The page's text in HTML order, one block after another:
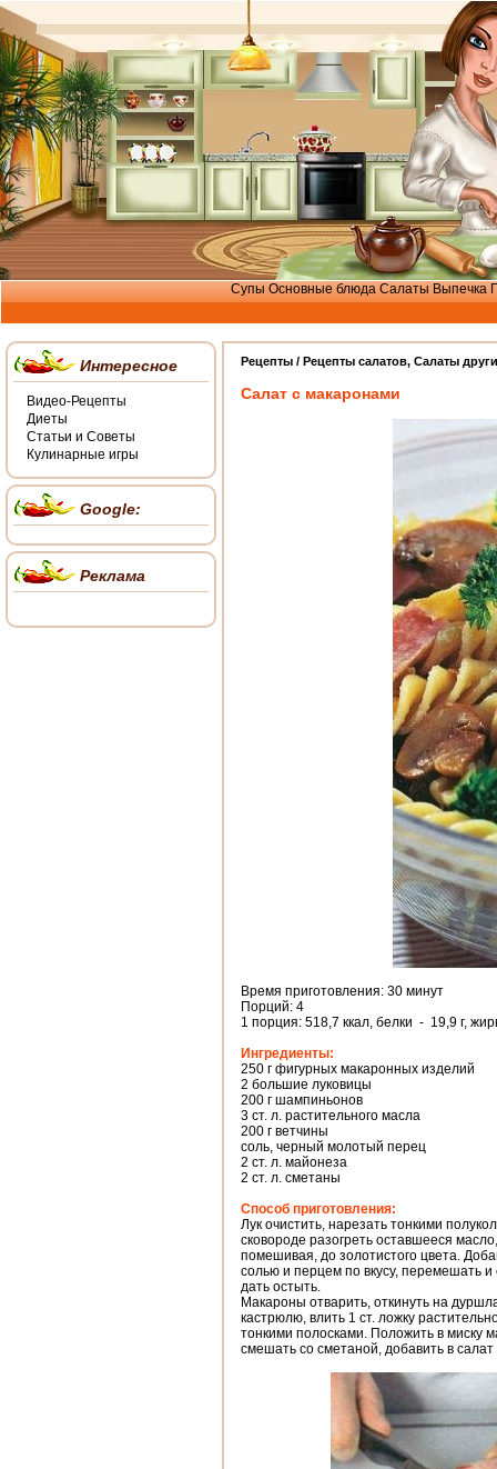
Супы Основные блюда Салаты Выпечка
Рецепты / Рецепты салатов, Салаты
Салат с макаронами
Время приготовления: 30 минут
Порций: 4
1 порция: 518,7 ккал, белки - 19,9 г,
Ингредиенты:
250 г фигурных макаронных изделий
2 большие луковицы
200 г шампиньонов
3 ст. л. растительного масла
200 г ветчины
соль, черный молотый перец
2 ст. л. майонеза
2 ст. л. сметаны
Способ приготовления:
Лук очистить, нарезать тонкими
сковороде разогреть оставшееся
помешивая, до золотистого цвета.
солью и перцем по вкусу, перемешать и
дать остыть.
Макароны отварить, откинуть на
кастрюлю, влить 1 ст. ложку
тонкими полосками. Положить в миску
смешать со сметаной, добавить в
Интересное
Видео-Рецепты
Диеты
Статьи и Советы
Кулинарные игры
Google:
Реклама